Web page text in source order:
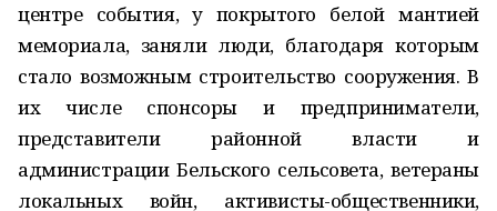
центре события, у покрытого белой мантией
мемориала, заняли люди, благодаря которым
стало возможным строительство сооружения. В
их числе спонсоры и предприниматели,
представители районной власти и
администрации Бельского сельсовета, ветераны
локальных войн, активисты-общественники,